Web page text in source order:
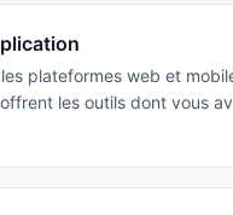
plateformes web et
les outils dont vous